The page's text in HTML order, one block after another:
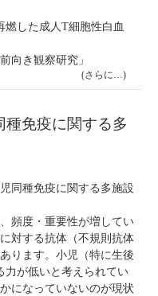
燃した成人T細胞性白血
向き観察研究」
(さらに…)
免疫に関する多
同種免疫に関する多施設
頻度・重要性が増してい
対する抗体（不規則抗体
ります。小児（特に生後
力が低いと考えられてい
になっていないのが現状